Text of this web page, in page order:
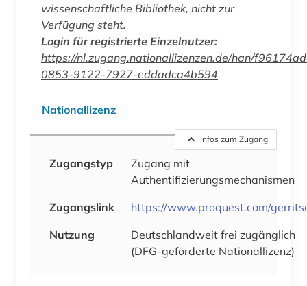
wissenschaftliche Bibliothek, nicht zur
Verfügung steht.
Login für registrierte Einzelnutzer:
https://nl.zugang.nationallizenzen.de/han/
0853-9122-7927-eddadca4b594
Nationallizenz
Infos zum Zugang
Zugangstyp
Zugang mit
Authentifizierungsmechanismen
Zugangslink
https://www.proquest.com/
Nutzung
Deutschlandweit frei zugänglich
(DFG-geförderte Nationallizenz)